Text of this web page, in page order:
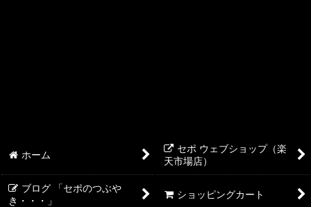
Reef ATO+ ReefCan
ホーム
セポ ウェブショップ（楽
天市場店）
ブログ 「セポのつぶや
き・・・」
ショッピングカート